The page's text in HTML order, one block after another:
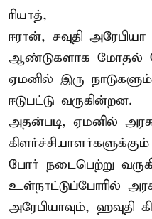
ரியாத்,
ஈரான், சவுதி அரேபியா
ஆண்டுகளாக மோதல்
ஏமனில் இரு
ஈடுபட்டு வருகின்றன.
அதன்படி, ஏமனில்
போர் நடைபெற்று
உள்நாட்டுப்போரில்
அரேபியாவும், ஹவுதி